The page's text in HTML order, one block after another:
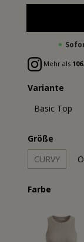
Mehr als
Variante
Basic Top
Größe
CURVY
Farbe